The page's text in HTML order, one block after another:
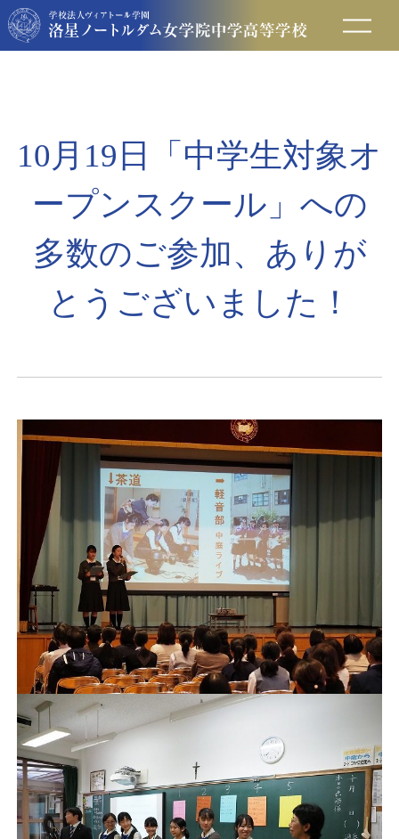
保護者の方へ
卒業生の方へ
入試情報
アクセス
10月19日「中学生対象オ
ープンスクール」への
多数のご参加、ありが
とうございました！